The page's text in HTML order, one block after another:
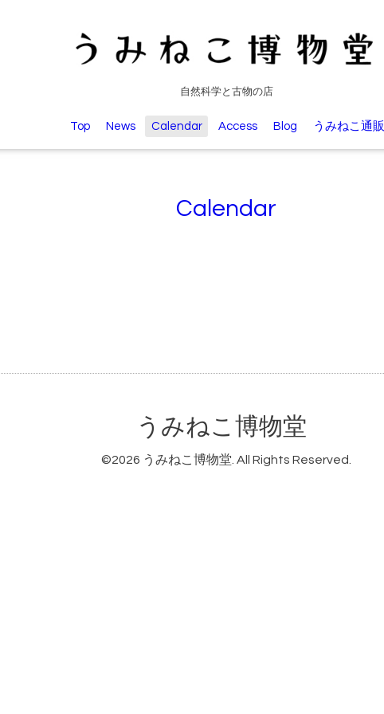
自然科学と古物の店
Top News Calendar Access Blog うみねこ通販
Calendar
うみねこ博物堂
©2026 うみねこ博物堂. All Rights Reserved.